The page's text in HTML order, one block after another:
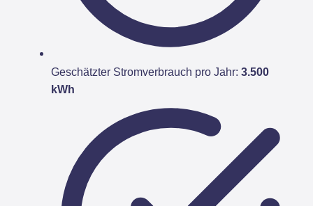
Geschätzter Stromverbrauch pro Jahr: 3.500
kWh